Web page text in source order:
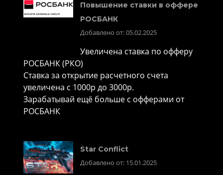
Повышение ставки в оффере
РОСБАНК
Добавлено от: 05.02.2025
Увеличена ставка по офферу
РОСБАНК (РКО)
Ставка за открытие расчетного счета
увеличена с 1000р до 3000р.
Зарабатывай ещё больше с офферами от
РОСБАНК
Star Conflict
Добавлено от: 15.01.2025